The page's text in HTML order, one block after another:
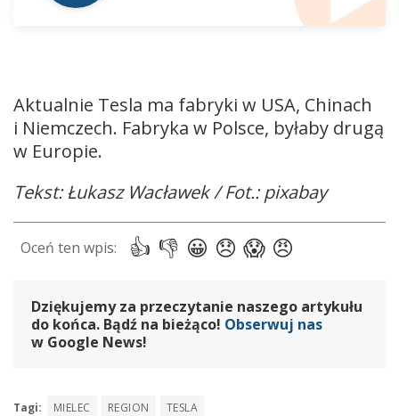
Aktualnie Tesla ma fabryki w USA, Chinach
i Niemczech. Fabryka w Polsce, byłaby drugą
w Europie.
Tekst: Łukasz Wacławek / Fot.: pixabay
Dziękujemy za przeczytanie naszego artykułu
do końca. Bądź na bieżąco! Obserwuj nas
w Google News!
Tagi: MIELEC REGION TESLA